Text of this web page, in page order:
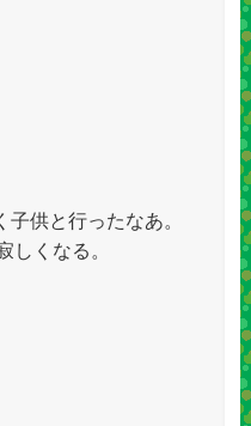
供と行ったなあ。
しくなる。